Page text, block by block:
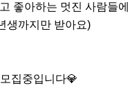
좋아하는 멋진 사람들
생까지만 받아요)
집중입니다💎